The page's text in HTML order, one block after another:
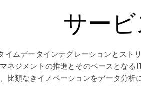
サー
ムデータインテグレーションとス
ネジメントの推進とそのベースとな
比類なきイノベーションをデータ分